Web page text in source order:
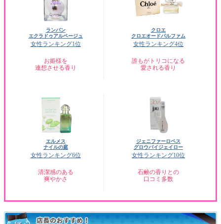
ランバン
エクラドゥアルページュ
女性ランキング1位
お姫様を
連想させる香り
クロエ
クロエオードパルファム
女性ランキング4位
誰もがトリコになる
愛される香り
エルメス
ナイルの庭
女性ランキング6位
清潔感のある
爽やかさ
ジェニファーロペス
グロウバイジェイロー
女性ランキング10位
石鹸の香りとの
口コミ多数